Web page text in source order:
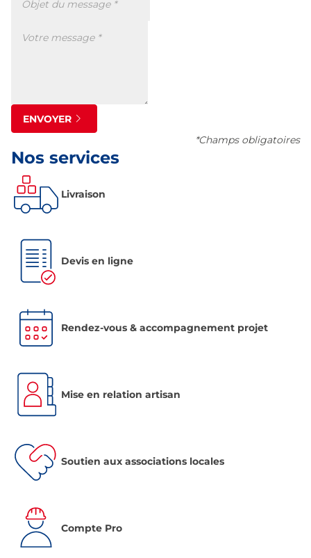
ENVOYER
*Champs obligatoires
Nos services
Livraison
Devis en ligne
Rendez-vous & accompagnement projet
Mise en relation artisan
Soutien aux associations locales
Compte Pro